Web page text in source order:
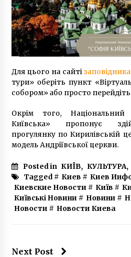
Оголошено
Дзиґа-2019”
7 років ago
заснув за кермом
7 років ago
Годинник на
відновив роботу
8 років ago
йому свою безпеку?
1 рік ago
Стало відомо, в яку
прийом прем’єр-
Для цього на сайті заповідника
тури» оберіть пункт
собором» або просто перейдіть
Окрім того, Національний
Київська» пропонує
прогулянку по Кирилівській
модель Андріївської церкви.
Posted in КИЇВ, КУЛЬТУРА,
Tagged # Киев # Киев
Киевские Новости # Київ #
Київські Новини # Новини #
Новости # Новости Киева
Next Post